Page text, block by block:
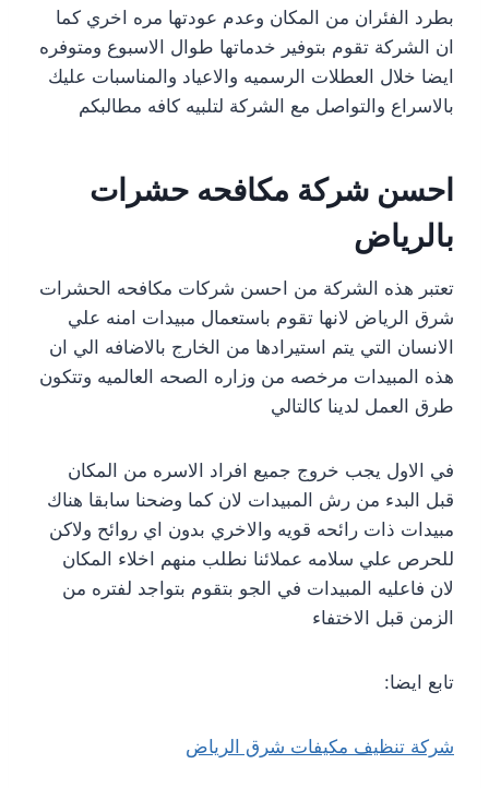
بطرد الفئران من المكان وعدم عودتها مره اخري كما
ان الشركة تقوم بتوفير خدماتها طوال الاسبوع ومتوفره
ايضا خلال العطلات الرسميه والاعياد والمناسبات عليك
بالاسراع والتواصل مع الشركة لتلبيه كافه مطالبكم
احسن شركة مكافحه حشرات
بالرياض
تعتبر هذه الشركة من احسن شركات مكافحه الحشرات
شرق الرياض لانها تقوم باستعمال مبيدات امنه علي
الانسان التي يتم استيرادها من الخارج بالاضافه الي ان
هذه المبيدات مرخصه من وزاره الصحه العالميه وتتكون
طرق العمل لدينا كالتالي
في الاول يجب خروج جميع افراد الاسره من المكان
قبل البدء من رش المبيدات لان كما وضحنا سابقا هناك
مبيدات ذات رائحه قويه والاخري بدون اي روائح ولاكن
للحرص علي سلامه عملائنا نطلب منهم اخلاء المكان
لان فاعليه المبيدات في الجو بتقوم بتواجد لفتره من
الزمن قبل الاختفاء
تابع ايضا:
شركة تنظيف مكيفات شرق الرياض